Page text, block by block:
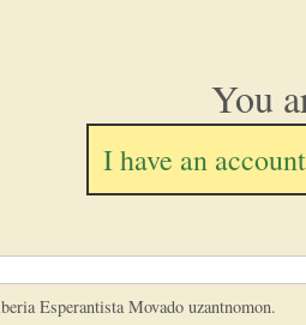
You
I have an account
Esperantista Movado uzantnomon.